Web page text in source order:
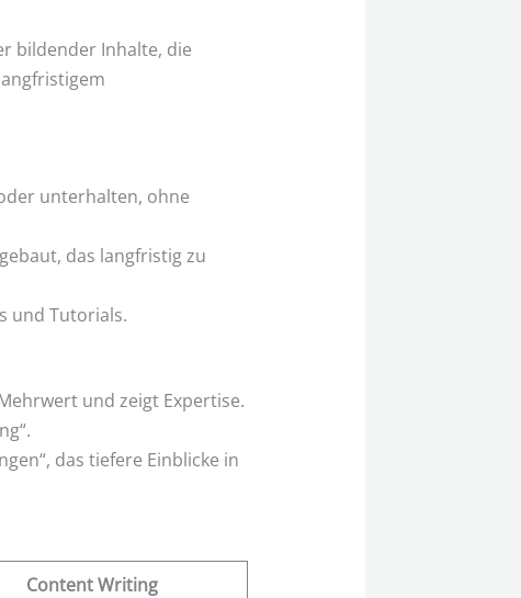
bildender Inhalte, die
unterhalten, ohne
das langfristig zu
und Tutorials.
und zeigt Expertise.
das tiefere Einblicke in
Content Writing